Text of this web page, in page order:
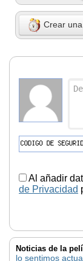
Crear
Al añadir
de Privacidad
Noticias de la
lo sentimos